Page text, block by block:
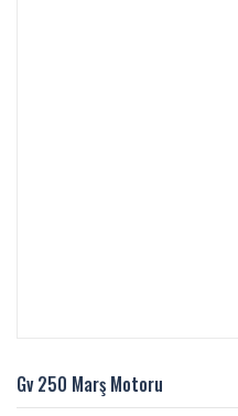
Gv 250 Marş Motoru